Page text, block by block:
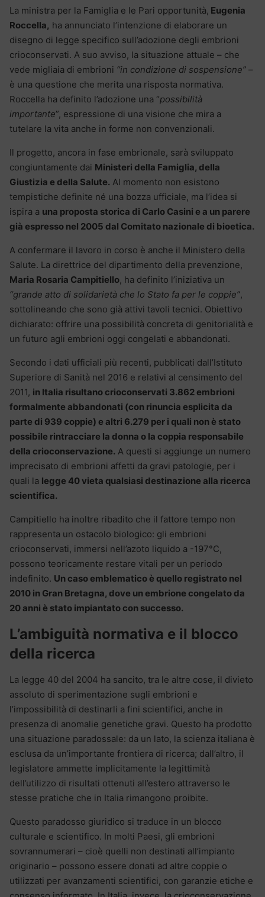
La ministra per la Famiglia e le Pari opportunità, Eugenia
Roccella, ha annunciato l’intenzione di elaborare un
disegno di legge specifico sull’adozione degli embrioni
crioconservati. A suo avviso, la situazione attuale – che
vede migliaia di embrioni “in condizione di sospensione” –
è una questione che merita una risposta normativa.
Roccella ha definito l’adozione una “possibilità
importante”, espressione di una visione che mira a
tutelare la vita anche in forme non convenzionali.
Il progetto, ancora in fase embrionale, sarà sviluppato
congiuntamente dai Ministeri della Famiglia, della
Giustizia e della Salute. Al momento non esistono
tempistiche definite né una bozza ufficiale, ma l’idea si
ispira a una proposta storica di Carlo Casini e a un parere
già espresso nel 2005 dal Comitato nazionale di bioetica.
A confermare il lavoro in corso è anche il Ministero della
Salute. La direttrice del dipartimento della prevenzione,
Maria Rosaria Campitiello, ha definito l’iniziativa un
“grande atto di solidarietà che lo Stato fa per le coppie”,
sottolineando che sono già attivi tavoli tecnici. Obiettivo
dichiarato: offrire una possibilità concreta di genitorialità e
un futuro agli embrioni oggi congelati e abbandonati.
Secondo i dati ufficiali più recenti, pubblicati dall’Istituto
Superiore di Sanità nel 2016 e relativi al censimento del
2011, in Italia risultano crioconservati 3.862 embrioni
formalmente abbandonati (con rinuncia esplicita da
parte di 939 coppie) e altri 6.279 per i quali non è stato
possibile rintracciare la donna o la coppia responsabile
della crioconservazione. A questi si aggiunge un numero
imprecisato di embrioni affetti da gravi patologie, per i
quali la legge 40 vieta qualsiasi destinazione alla ricerca
scientifica.
Campitiello ha inoltre ribadito che il fattore tempo non
rappresenta un ostacolo biologico: gli embrioni
crioconservati, immersi nell’azoto liquido a -197°C,
possono teoricamente restare vitali per un periodo
indefinito. Un caso emblematico è quello registrato nel
2010 in Gran Bretagna, dove un embrione congelato da
20 anni è stato impiantato con successo.
L’ambiguità normativa e il blocco
della ricerca
La legge 40 del 2004 ha sancito, tra le altre cose, il divieto
assoluto di sperimentazione sugli embrioni e
l’impossibilità di destinarli a fini scientifici, anche in
presenza di anomalie genetiche gravi. Questo ha prodotto
una situazione paradossale: da un lato, la scienza italiana è
esclusa da un’importante frontiera di ricerca; dall’altro, il
legislatore ammette implicitamente la legittimità
dell’utilizzo di risultati ottenuti all’estero attraverso le
stesse pratiche che in Italia rimangono proibite.
Questo paradosso giuridico si traduce in un blocco
culturale e scientifico. In molti Paesi, gli embrioni
sovrannumerari – cioè quelli non destinati all’impianto
originario – possono essere donati ad altre coppie o
utilizzati per avanzamenti scientifici, con garanzie etiche e